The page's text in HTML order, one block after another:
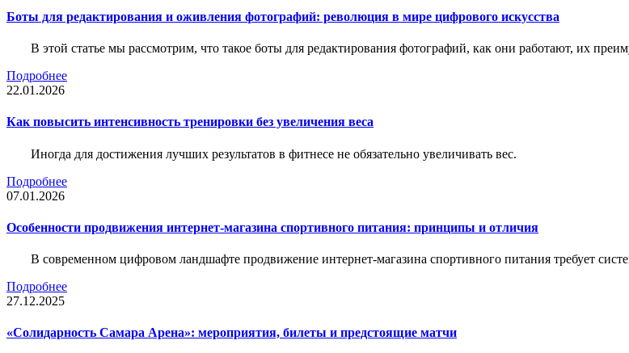
Боты для редактирования и оживления фотографий: революция в мире цифрового искусства
В этой статье мы рассмотрим, что такое боты для редактирования фотографий, как они работают, их
Подробнее
22.01.2026
Как повысить интенсивность тренировки без увеличения веса
Иногда для достижения лучших результатов в фитнесе не обязательно увеличивать вес.
Подробнее
07.01.2026
Особенности продвижения интернет-магазина спортивного питания: принципы и отличия
В современном цифровом ландшафте продвижение интернет-магазина спортивного питания требует
Подробнее
27.12.2025
«Солидарность Самара Арена»: мероприятия, билеты и предстоящие матчи